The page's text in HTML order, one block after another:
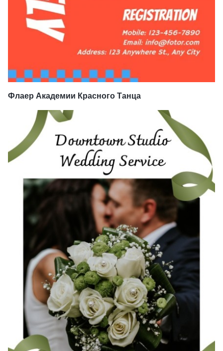
Флаер Академии Красного Танца